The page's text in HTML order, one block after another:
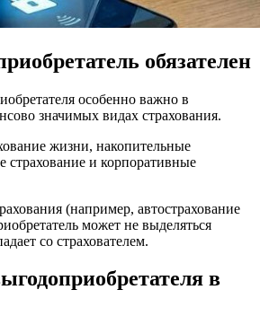
обязателен
особенно важно в
значимых видах страхования.
жизни, накопительные
страхование и корпоративные
(например, автострахование
может не выделяться
со страхователем.
в